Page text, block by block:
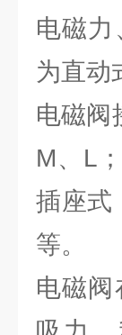
电磁
为直动
电磁阀
M、L
插座式
等。
电磁